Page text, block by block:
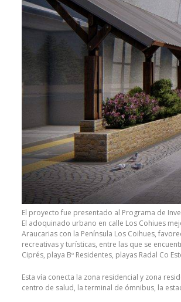
El proyecto fue presentado al Programa de
El adoquinado urbano en calle Los Cohiues
Araucarias con la Península Los Coihues,
recreativas y turísticas, entre las que se
Ciprés, playa Bº Residentes, playas Radal Co
Esta vía conecta la zona residencial y zona
centro de salud, la terminal de ómnibus, la